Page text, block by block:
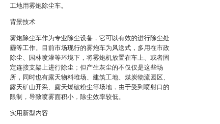
工地用雾炮除尘车。
背景技术
雾炮除尘车作为专业除尘设备，它可以有效的进行除尘处
霾等工作。目前市场现行的雾炮车为风送式，多用在市政
除尘、园林喷灌等环境下，将雾炮机放置在车上、或者固
定连接支架上进行除尘；但产生灰尘的不仅仅是这些场
所，同时也有露天物料堆场、建筑工地、煤炭物流园区、
露天矿山开采、露天爆破粉尘等场地，由于受到喷射口的
限制，导致喷雾面积小，除尘效率较低。
实用新型内容